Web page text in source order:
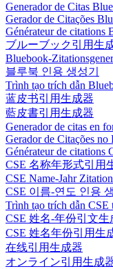
Generador de Citas
Gerador de Citações
Générateur de citations
ブルーブック引用生
Bluebook-
블루북 인용 생성기
Trình tạo trích dẫn
蓝皮书引用生成器
藍皮書引用生成器
Generador de citas en
Gerador de Citações
Générateur de citations
CSE 名称年形式引用
CSE Name-Jahr
CSE 이름-연도 인용
Trình tạo trích dẫn CSE
CSE 姓名-年份引文生
CSE 姓名年份引用生
在线引用生成器
オンライン引用生成